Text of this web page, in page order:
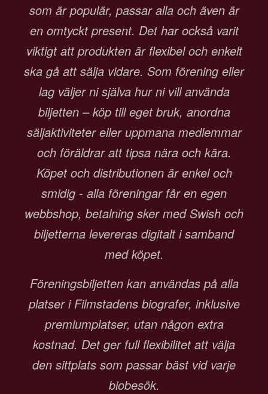
som är populär, passar alla och även är
en omtyckt present. Det har också varit
viktigt att produkten är flexibel och enkelt
ska gå att sälja vidare. Som förening eller
lag väljer ni själva hur ni vill använda
biljetten – köp till eget bruk, anordna
säljaktiviteter eller uppmana medlemmar
och föräldrar att tipsa nära och kära.
Köpet och distributionen är enkel och
smidig - alla föreningar får en egen
webbshop, betalning sker med Swish och
biljetterna levereras digitalt i samband
med köpet.
Föreningsbiljetten kan användas på alla
platser i Filmstadens biografer, inklusive
premiumplatser, utan någon extra
kostnad. Det ger full flexibilitet att välja
den sittplats som passar bäst vid varje
biobesök.